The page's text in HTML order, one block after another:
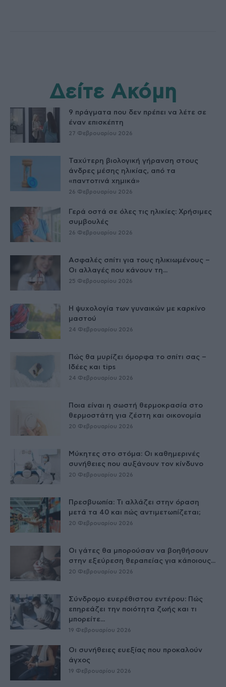
Δείτε Ακόμη
9 πράγματα που δεν πρέπει να λέτε σε
έναν επισκέπτη
27 Φεβρουαρίου 2026
Ταχύτερη βιολογική γήρανση στους
άνδρες μέσης ηλικίας, από τα
«παντοτινά χημικά»
26 Φεβρουαρίου 2026
Γερά οστά σε όλες τις ηλικίες: Χρήσιμες
συμβουλές
26 Φεβρουαρίου 2026
Ασφαλές σπίτι για τους ηλικιωμένους –
Οι αλλαγές που κάνουν τη...
25 Φεβρουαρίου 2026
Η ψυχολογία των γυναικών με καρκίνο
μαστού
24 Φεβρουαρίου 2026
Πώς θα μυρίζει όμορφα το σπίτι σας –
Ιδέες και tips
24 Φεβρουαρίου 2026
Ποια είναι η σωστή θερμοκρασία στο
θερμοστάτη για ζέστη και οικονομία
20 Φεβρουαρίου 2026
Μύκητες στο στόμα: Οι καθημερινές
συνήθειες που αυξάνουν τον κίνδυνο
20 Φεβρουαρίου 2026
Πρεσβυωπία: Τι αλλάζει στην όραση
μετά τα 40 και πώς αντιμετωπίζεται;
20 Φεβρουαρίου 2026
Οι γάτες θα μπορούσαν να βοηθήσουν
στην εξεύρεση θεραπείας για κάποιους...
20 Φεβρουαρίου 2026
Σύνδρομο ευερέθιστου εντέρου: Πώς
επηρεάζει την ποιότητα ζωής και τι
μπορείτε...
19 Φεβρουαρίου 2026
Οι συνήθειες ευεξίας που προκαλούν
άγχος
19 Φεβρουαρίου 2026